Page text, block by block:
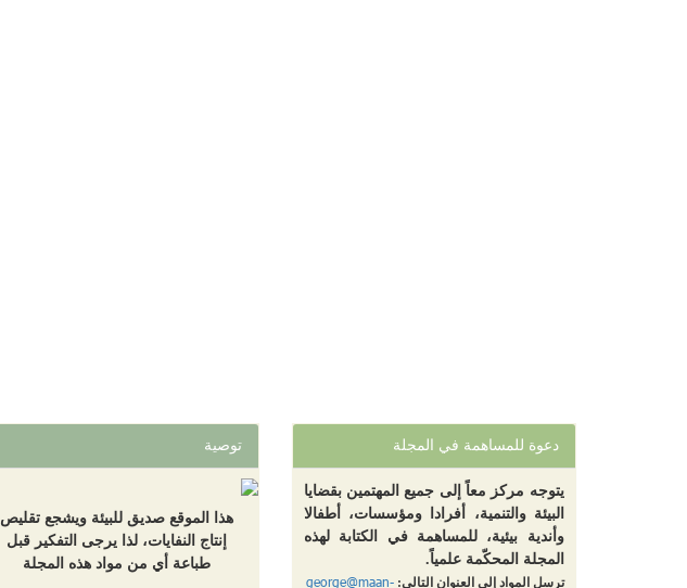
دعوة للمساهمة في المجلة
يتوجه مركز معاً إلى جميع المهتمين بقضايا
البيئة والتنمية، أفرادا ومؤسسات، أطفالا
وأندية بيئية، للمساهمة في الكتابة لهذه
المجلة المحكّمة علمياً.
ترسل المواد إلى العنوان التالي:george@maan-
توصية
هذا الموقع صديق للبيئة ويشجع تقليص
إنتاج النفايات، لذا يرجى التفكير قبل
طباعة أي من مواد هذه المجلة